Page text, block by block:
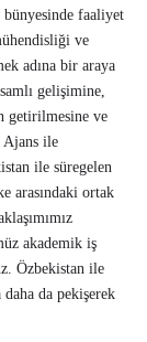
faaliyet
ve
adına bir araya
gelişimine,
getirilmesine ve
Ajans ile
ile süregelen
arasındaki ortak
akademik iş
Özbekistan ile
da pekişerek